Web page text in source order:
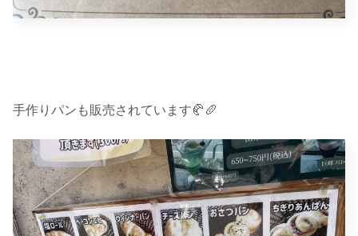
手作りパンも販売されています🥐🥖